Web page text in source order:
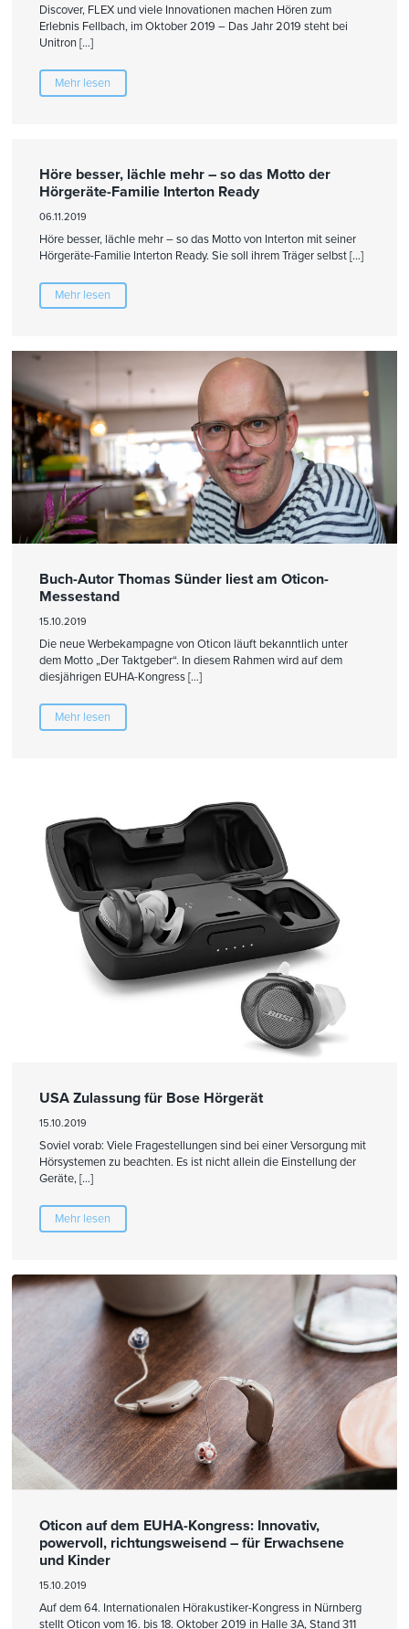
Discover, FLEX und viele Innovationen machen Hören zum
Erlebnis Fellbach, im Oktober 2019 – Das Jahr 2019 steht bei
Unitron […]
Mehr lesen
Höre besser, lächle mehr – so das Motto der
Hörgeräte-Familie Interton Ready
06.11.2019
Höre besser, lächle mehr – so das Motto von Interton mit seiner
Hörgeräte-Familie Interton Ready. Sie soll ihrem Träger selbst […]
Mehr lesen
Buch-Autor Thomas Sünder liest am Oticon-
Messestand
15.10.2019
Die neue Werbekampagne von Oticon läuft bekanntlich unter
dem Motto „Der Taktgeber“. In diesem Rahmen wird auf dem
diesjährigen EUHA-Kongress […]
Mehr lesen
USA Zulassung für Bose Hörgerät
15.10.2019
Soviel vorab: Viele Fragestellungen sind bei einer Versorgung mit
Hörsystemen zu beachten. Es ist nicht allein die Einstellung der
Geräte, […]
Mehr lesen
Oticon auf dem EUHA-Kongress: Innovativ,
powervoll, richtungsweisend – für Erwachsene
und Kinder
15.10.2019
Auf dem 64. Internationalen Hörakustiker-Kongress in Nürnberg
stellt Oticon vom 16. bis 18. Oktober 2019 in Halle 3A, Stand 311